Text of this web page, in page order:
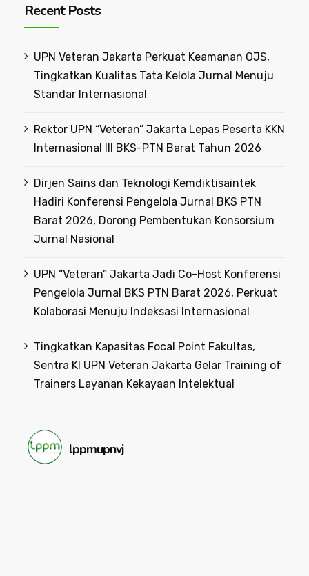
Recent Posts
UPN Veteran Jakarta Perkuat Keamanan OJS,
Tingkatkan Kualitas Tata Kelola Jurnal Menuju
Standar Internasional
Rektor UPN “Veteran” Jakarta Lepas Peserta KKN
Internasional III BKS-PTN Barat Tahun 2026
Dirjen Sains dan Teknologi Kemdiktisaintek
Hadiri Konferensi Pengelola Jurnal BKS PTN
Barat 2026, Dorong Pembentukan Konsorsium
Jurnal Nasional
UPN “Veteran” Jakarta Jadi Co-Host Konferensi
Pengelola Jurnal BKS PTN Barat 2026, Perkuat
Kolaborasi Menuju Indeksasi Internasional
Tingkatkan Kapasitas Focal Point Fakultas,
Sentra KI UPN Veteran Jakarta Gelar Training of
Trainers Layanan Kekayaan Intelektual
lppmupnvj